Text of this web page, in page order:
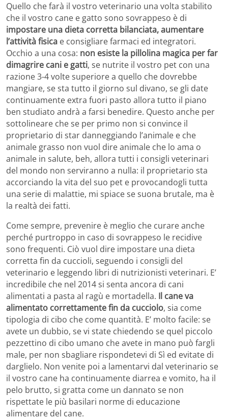
Quello che farà il vostro veterinario una volta stabilito
che il vostro cane e gatto sono sovrappeso è di
impostare una dieta corretta bilanciata, aumentare
l’attività fisica e consigliare farmaci ed integratori.
Occhio a una cosa: non esiste la pillolina magica per far
dimagrire cani e gatti, se nutrite il vostro pet con una
razione 3-4 volte superiore a quello che dovrebbe
mangiare, se sta tutto il giorno sul divano, se gli date
continuamente extra fuori pasto allora tutto il piano
ben studiato andrà a farsi benedire. Questo anche per
sottolineare che se per primo non si convince il
proprietario di star danneggiando l’animale e che
animale grasso non vuol dire animale che lo ama o
animale in salute, beh, allora tutti i consigli veterinari
del mondo non serviranno a nulla: il proprietario sta
accorciando la vita del suo pet e provocandogli tutta
una serie di malattie, mi spiace se suona brutale, ma è
la realtà dei fatti.
Come sempre, prevenire è meglio che curare anche
perché purtroppo in caso di sovrappeso le recidive
sono frequenti. Ciò vuol dire impostare una dieta
corretta fin da cuccioli, seguendo i consigli del
veterinario e leggendo libri di nutrizionisti veterinari. E’
incredibile che nel 2014 si senta ancora di cani
alimentati a pasta al ragù e mortadella. Il cane va
alimentato correttamente fin da cucciolo, sia come
tipologia di cibo che come quantità. E’ molto facile: se
avete un dubbio, se vi state chiedendo se quel piccolo
pezzettino di cibo umano che avete in mano può fargli
male, per non sbagliare rispondetevi di Sì ed evitate di
darglielo. Non venite poi a lamentarvi dal veterinario se
il vostro cane ha continuamente diarrea e vomito, ha il
pelo brutto, si gratta come un dannato se non
rispettate le più basilari norme di educazione
alimentare del cane.